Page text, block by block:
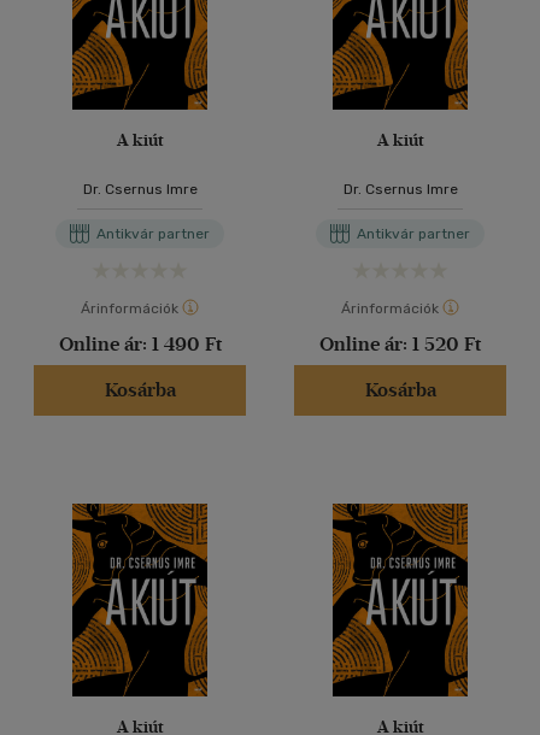
A kiút
Dr. Csernus Imre
Antikvár partner
Árinformációk
Online ár: 1 490 Ft
Kosárba
A kiút
Dr. Csernus Imre
Antikvár partner
Árinformációk
Online ár: 1 520 Ft
Kosárba
A kiút A kiút